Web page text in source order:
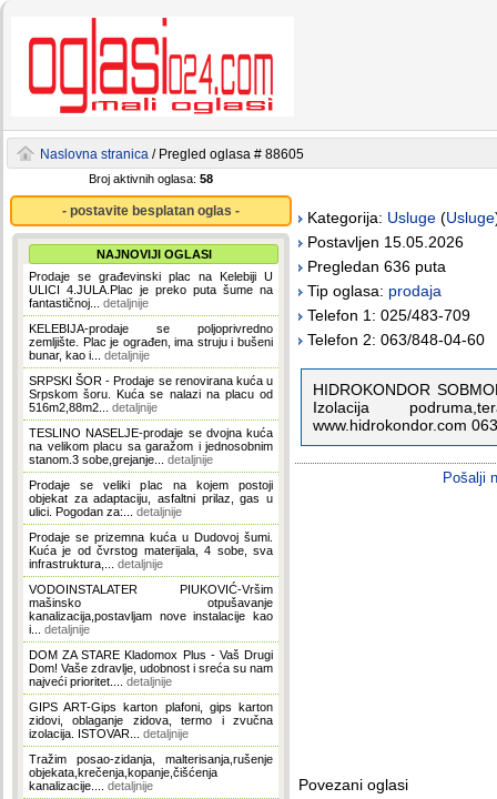
Naslovna stranica / Pregled oglasa # 88605
Broj aktivnih oglasa: 58
- postavite besplatan oglas -
NAJNOVIJI OGLASI
Prodaje se građevinski plac na Kelebiji U
ULICI 4.JULA.Plac je preko puta šume na
fantastičnoj... detaljnije
KELEBIJA-prodaje se poljoprivredno
zemljište. Plac je ograđen, ima struju i bušeni
bunar, kao i... detaljnije
SRPSKI ŠOR - Prodaje se renovirana kuća u
Srpskom šoru. Kuća se nalazi na placu od
516m2,88m2... detaljnije
TESLINO NASELJE-prodaje se dvojna kuća
na velikom placu sa garažom i jednosobnim
stanom.3 sobe,grejanje... detaljnije
Prodaje se veliki plac na kojem postoji
objekat za adaptaciju, asfaltni prilaz, gas u
ulici. Pogodan za:... detaljnije
Prodaje se prizemna kuća u Dudovoj šumi.
Kuća je od čvrstog materijala, 4 sobe, sva
infrastruktura,... detaljnije
VODOINSTALATER PIUKOVIĆ-Vršim
mašinsko otpušavanje
kanalizacija,postavljam nove instalacije kao
i... detaljnije
DOM ZA STARE Kladomox Plus - Vaš Drugi
Dom! Vaše zdravlje, udobnost i sreća su nam
najveći prioritet.... detaljnije
GIPS ART-Gips karton plafoni, gips karton
zidovi, oblaganje zidova, termo i zvučna
izolacija. ISTOVAR... detaljnije
Tražim posao-zidanja, malterisanja,rušenje
objekata,krečenja,kopanje,čišćenja
kanalizacije.... detaljnije
Kategorija: Usluge (Usluge
Postavljen 15.05.2026
Pregledan 636 puta
Tip oglasa: prodaja
Telefon 1: 025/483-709
Telefon 2: 063/848-04-60
HIDROKONDOR
Izolacija
www.hidrokondor.com
Pošalji
Povezani oglasi